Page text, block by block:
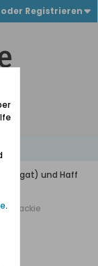
Registrieren
Nogat) und Haff
rybackie
.